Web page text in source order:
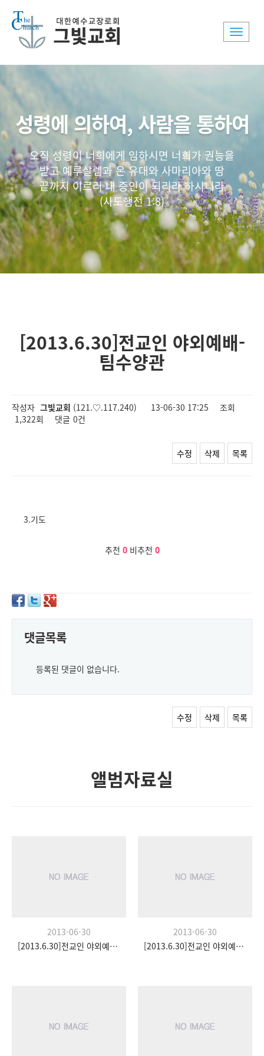
Toggle
성령에 의하여, 사람을 통하여
오직 성령이 너희에게 임하시면 너희가 권능을
받고 예루살렘과 온 유대와 사마리아와 땅
끝까지 이르러 내 증인이 되리라 하시니라
(사도행전 1:8)
[2013.6.30]전교인 야외예배-
팀수양관
작성자 그빛교회 (121.♡.117.240) 13-06-30 17:25
조회
1,322회
댓글 0건
수정 삭제 목록
3.기도
추천 0 비추천 0
댓글목록
등록된 댓글이 없습니다.
수정 삭제 목록
앨범자료실
2013-06-30
[2013.6.30]전교인 야외예배- 팀수양관
2013-06-30
[2013.6.30]전교인 야외예배- 팀수양관